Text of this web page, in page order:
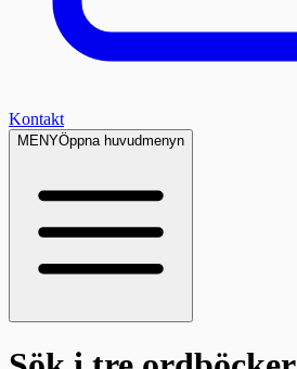
Kontakt
MENYÖppna huvudmenyn